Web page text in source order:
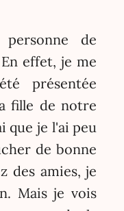
de
effet, je me
présentée
fille de notre
que je l'ai peu
de bonne
des amies, je
Mais je vois